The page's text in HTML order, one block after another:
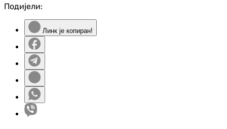
Подијели:
Линк је копиран!